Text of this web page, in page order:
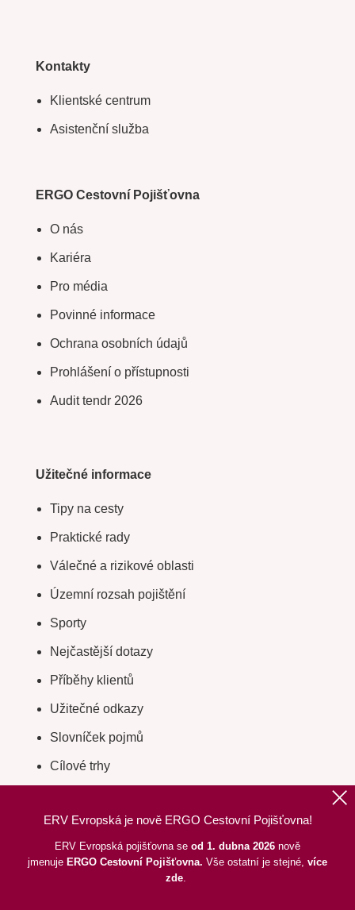
ERV Evropská je nově ERGO Cestovní Pojišťovna!
ERV Evropská pojišťovna se od 1. dubna 2026 nově
jmenuje ERGO Cestovní Pojišťovna. Vše ostatní je stejné, více
zde.
Kontakty
Klientské centrum
Asistenční služba
ERGO Cestovní Pojišťovna
O nás
Kariéra
Pro média
Povinné informace
Ochrana osobních údajů
Prohlášení o přístupnosti
Audit tendr 2026
Užitečné informace
Tipy na cesty
Praktické rady
Válečné a rizikové oblasti
Územní rozsah pojištění
Sporty
Nejčastější dotazy
Příběhy klientů
Užitečné odkazy
Slovníček pojmů
Cílové trhy
Odstoupení od smlouvy